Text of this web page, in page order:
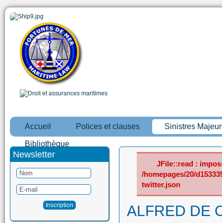
Accueil Polices et clauses Sinistres
Bibliothèque
Newsletter
JFile::read :
/homepages/20/
twitter.json
ALFRED DE